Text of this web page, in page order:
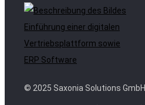
Einführung einer digitalen
Vertriebsplattform sowie
ERP Software
© 2025 Saxonia Solutions GmbH